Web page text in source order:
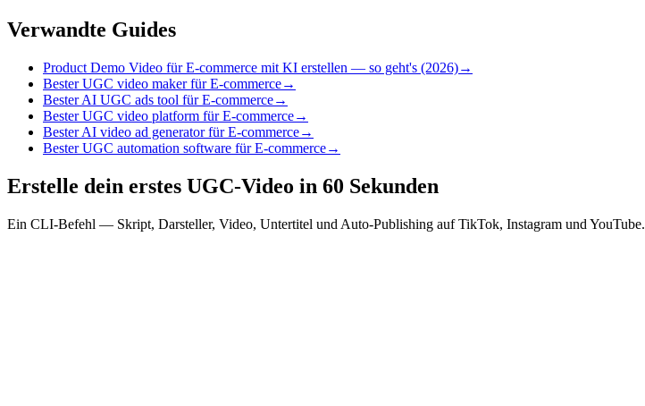
Verwandte Guides
Product Demo Video für E-commerce mit KI erstellen — so geht's (2026)→
Bester UGC video maker für E-commerce→
Bester AI UGC ads tool für E-commerce→
Bester UGC video platform für E-commerce→
Bester AI video ad generator für E-commerce→
Bester UGC automation software für E-commerce→
Erstelle dein erstes UGC-Video in 60 Sekunden
Ein CLI-Befehl — Skript, Darsteller, Video, Untertitel und Auto-Publishing auf TikTok, Instagram und YouTube.